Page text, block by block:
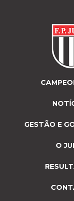
GESTÃO E
O